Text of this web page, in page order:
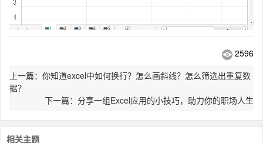
2596
上一篇：你知道excel中如何换行？怎么画斜线？怎么筛选出重复数
据？
下一篇：分享一组Excel应用的小技巧，助力你的职场人生
相关主题